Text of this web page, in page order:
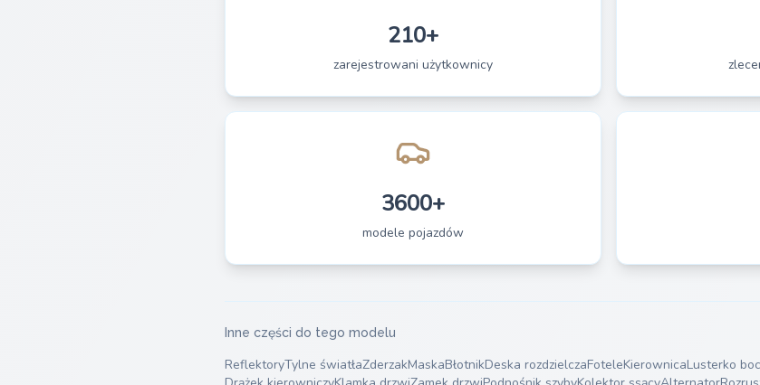
210+
zarejestrowani użytkownicy
3600+
modele pojazdów
Inne części do tego modelu
ReflektoryTylne światłaZderzakMaskaBłotnikDeska rozdzielczaFoteleKierownicaLusterko